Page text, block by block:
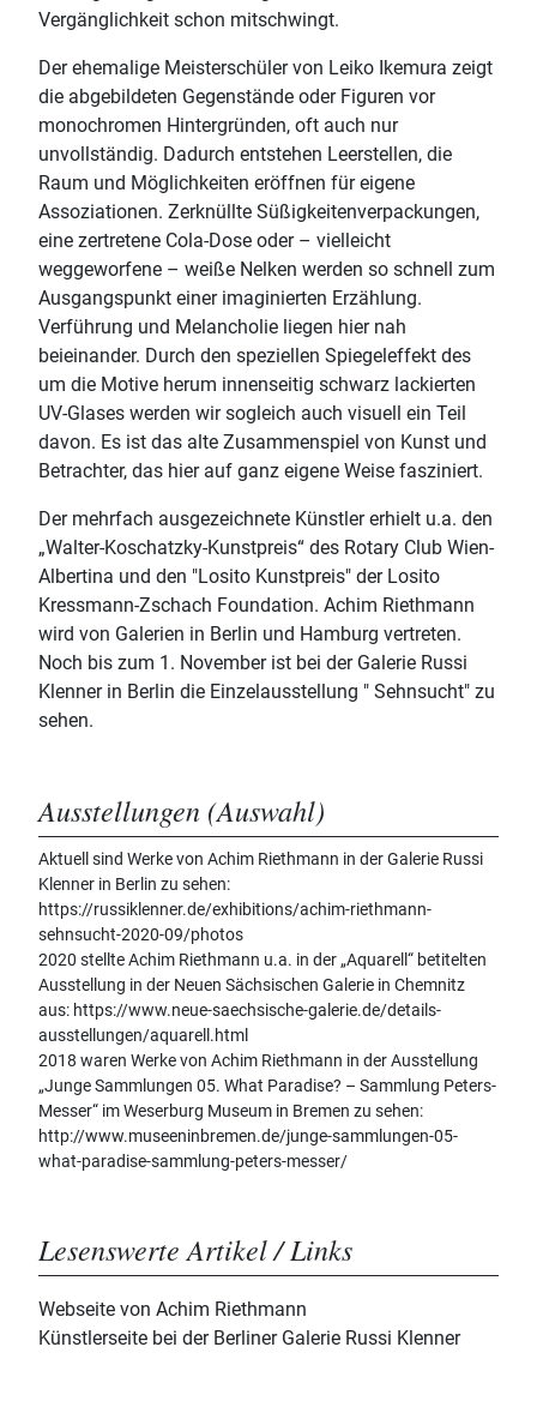
Vergänglichkeit schon mitschwingt.
Der ehemalige Meisterschüler von Leiko Ikemura zeigt
die abgebildeten Gegenstände oder Figuren vor
monochromen Hintergründen, oft auch nur
unvollständig. Dadurch entstehen Leerstellen, die
Raum und Möglichkeiten eröffnen für eigene
Assoziationen. Zerknüllte Süßigkeitenverpackungen,
eine zertretene Cola-Dose oder – vielleicht
weggeworfene – weiße Nelken werden so schnell zum
Ausgangspunkt einer imaginierten Erzählung.
Verführung und Melancholie liegen hier nah
beieinander. Durch den speziellen Spiegeleffekt des
um die Motive herum innenseitig schwarz lackierten
UV-Glases werden wir sogleich auch visuell ein Teil
davon. Es ist das alte Zusammenspiel von Kunst und
Betrachter, das hier auf ganz eigene Weise fasziniert.
Der mehrfach ausgezeichnete Künstler erhielt u.a. den
„Walter-Koschatzky-Kunstpreis“ des Rotary Club Wien-
Albertina und den "Losito Kunstpreis" der Losito
Kressmann-Zschach Foundation. Achim Riethmann
wird von Galerien in Berlin und Hamburg vertreten.
Noch bis zum 1. November ist bei der Galerie Russi
Klenner in Berlin die Einzelausstellung " Sehnsucht" zu
sehen.
Ausstellungen (Auswahl)
Aktuell sind Werke von Achim Riethmann in der Galerie Russi
Klenner in Berlin zu sehen:
https://russiklenner.de/exhibitions/achim-riethmann-
sehnsucht-2020-09/photos
2020 stellte Achim Riethmann u.a. in der „Aquarell“ betitelten
Ausstellung in der Neuen Sächsischen Galerie in Chemnitz
aus: https://www.neue-saechsische-galerie.de/details-
ausstellungen/aquarell.html
2018 waren Werke von Achim Riethmann in der Ausstellung
„Junge Sammlungen 05. What Paradise? – Sammlung Peters-
Messer“ im Weserburg Museum in Bremen zu sehen:
http://www.museeninbremen.de/junge-sammlungen-05-
what-paradise-sammlung-peters-messer/
Lesenswerte Artikel / Links
Webseite von Achim Riethmann
Künstlerseite bei der Berliner Galerie Russi Klenner